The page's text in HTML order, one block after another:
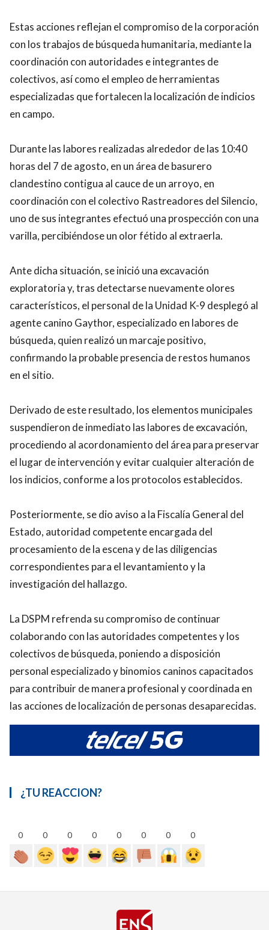
Estas acciones reflejan el compromiso de la corporación
con los trabajos de búsqueda humanitaria, mediante la
coordinación con autoridades e integrantes de
colectivos, así como el empleo de herramientas
especializadas que fortalecen la localización de indicios
en campo.
Durante las labores realizadas alrededor de las 10:40
horas del 7 de agosto, en un área de basurero
clandestino contigua al cauce de un arroyo, en
coordinación con el colectivo Rastreadores del Silencio,
uno de sus integrantes efectuó una prospección con una
varilla, percibiéndose un olor fétido al extraerla.
Ante dicha situación, se inició una excavación
exploratoria y, tras detectarse nuevamente olores
característicos, el personal de la Unidad K-9 desplegó al
agente canino Gaythor, especializado en labores de
búsqueda, quien realizó un marcaje positivo,
confirmando la probable presencia de restos humanos
en el sitio.
Derivado de este resultado, los elementos municipales
suspendieron de inmediato las labores de excavación,
procediendo al acordonamiento del área para preservar
el lugar de intervención y evitar cualquier alteración de
los indicios, conforme a los protocolos establecidos.
Posteriormente, se dio aviso a la Fiscalía General del
Estado, autoridad competente encargada del
procesamiento de la escena y de las diligencias
correspondientes para el levantamiento y la
investigación del hallazgo.
La DSPM refrenda su compromiso de continuar
colaborando con las autoridades competentes y los
colectivos de búsqueda, poniendo a disposición
personal especializado y binomios caninos capacitados
para contribuir de manera profesional y coordinada en
las acciones de localización de personas desaparecidas.
¿TU REACCION?
0 0 0 0 0 0 0 0